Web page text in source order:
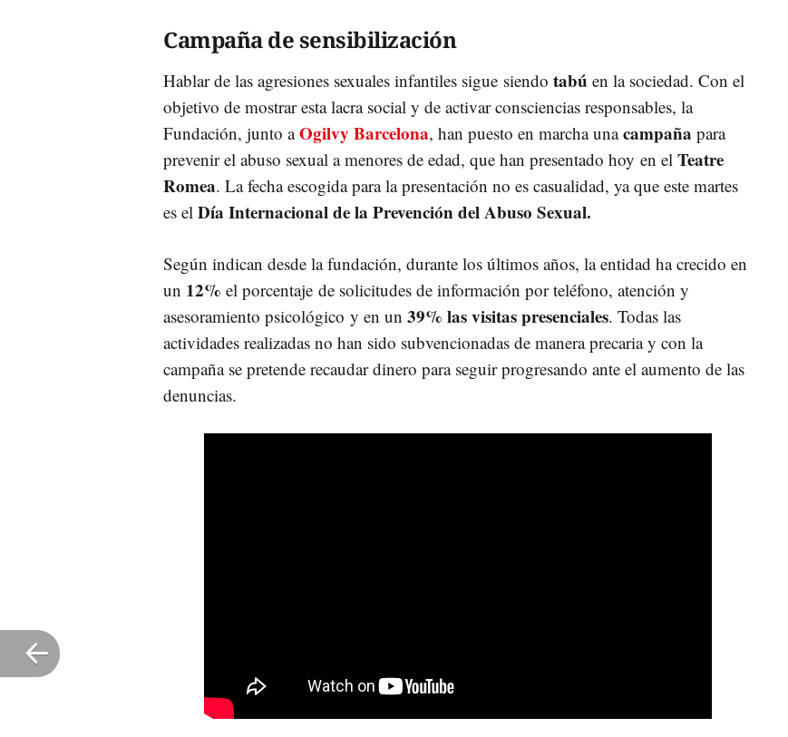
Campaña de sensibilización
Hablar de las agresiones sexuales infantiles sigue siendo tabú en la sociedad. Con el
objetivo de mostrar esta lacra social y de activar consciencias responsables, la
Fundación, junto aOgilvy Barcelona, han puesto en marcha unacampaña para
prevenir el abuso sexual a menores de edad, que han presentado hoy en el Teatre
Romea. La fecha escogida para la presentación no es casualidad, ya que este martes
es el Día Internacional de la Prevención del Abuso Sexual.
Según indican desde la fundación, durante los últimos años, la entidad ha crecido en
un 12% el porcentaje de solicitudes de información por teléfono, atención y
asesoramiento psicológico y en un 39% las visitas presenciales. Todas las
actividades realizadas no han sido subvencionadas de manera precaria y con la
campaña se pretende recaudar dinero para seguir progresando ante el aumento de las
denuncias.